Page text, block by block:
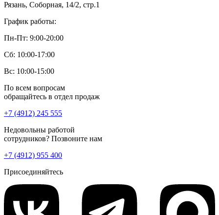
Рязань, Соборная, 14/2, стр.1
График работы:
Пн-Пт: 9:00-20:00
Сб: 10:00-17:00
Вс: 10:00-15:00
По всем вопросам
обращайтесь в отдел продаж
+7 (4912) 245 555
Недовольны работой
сотрудников? Позвоните нам
+7 (4912) 955 400
Присоединяйтесь